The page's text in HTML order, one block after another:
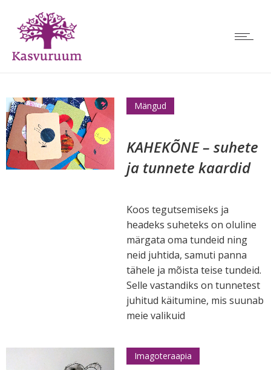
Mängud
KAHEKÕNE – suhete
ja tunnete kaardid
Koos tegutsemiseks ja
headeks suheteks on oluline
märgata oma tundeid ning
neid juhtida, samuti panna
tähele ja mõista teise tundeid.
Selle vastandiks on tunnetest
juhitud käitumine, mis suunab
meie valikuid
Imagoteraapia